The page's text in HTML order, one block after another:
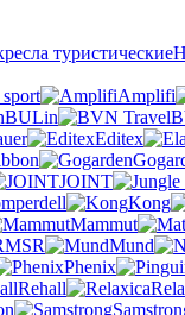
туристические
Amplifi
BULin
Editex
JOINT
Kong
Mammut
MSR Mund
Phenix
Rehall